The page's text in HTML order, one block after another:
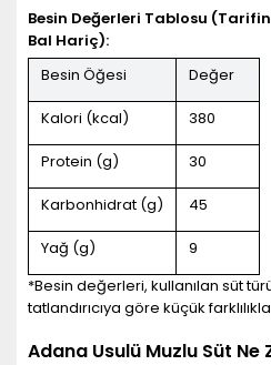
Besin Değerleri Tablosu
Bal Hariç):
Besin Öğesi
Değer
Kalori (kcal) 380
Protein (g) 30
Karbonhidrat (g) 45
Yağ (g)
9
*Besin değerleri, kullanılan süt
tatlandırıcıya göre küçük
Adana Usulü Muzlu Süt